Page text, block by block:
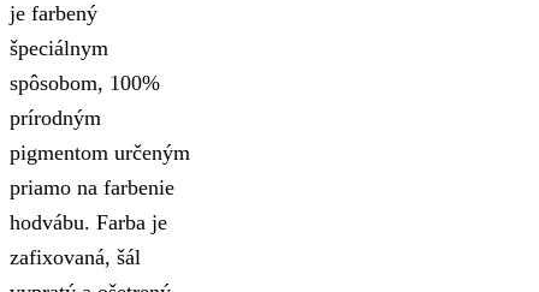
je farbený
špeciálnym
spôsobom, 100%
prírodným
pigmentom určeným
priamo na farbenie
hodvábu. Farba je
zafixovaná, šál